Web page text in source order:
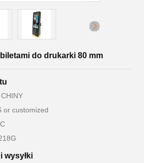
do drukarki 80 mm
or customized
wysyłki